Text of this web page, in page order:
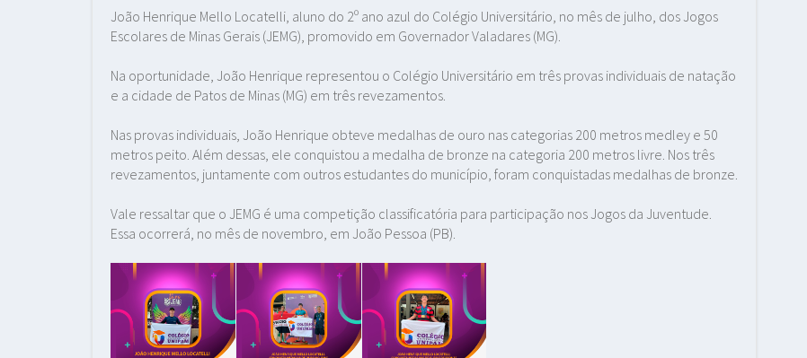
João Henrique Mello Locatelli, aluno do 2º ano azul do Colégio Universitário, no mês de julho, dos Jogos
Escolares de Minas Gerais (JEMG), promovido em Governador Valadares (MG).
Na oportunidade, João Henrique representou o Colégio Universitário em três provas individuais de natação
e a cidade de Patos de Minas (MG) em três revezamentos.
Nas provas individuais, João Henrique obteve medalhas de ouro nas categorias 200 metros medley e 50
metros peito. Além dessas, ele conquistou a medalha de bronze na categoria 200 metros livre. Nos três
revezamentos, juntamente com outros estudantes do município, foram conquistadas medalhas de bronze.
Vale ressaltar que o JEMG é uma competição classificatória para participação nos Jogos da Juventude.
Essa ocorrerá, no mês de novembro, em João Pessoa (PB).